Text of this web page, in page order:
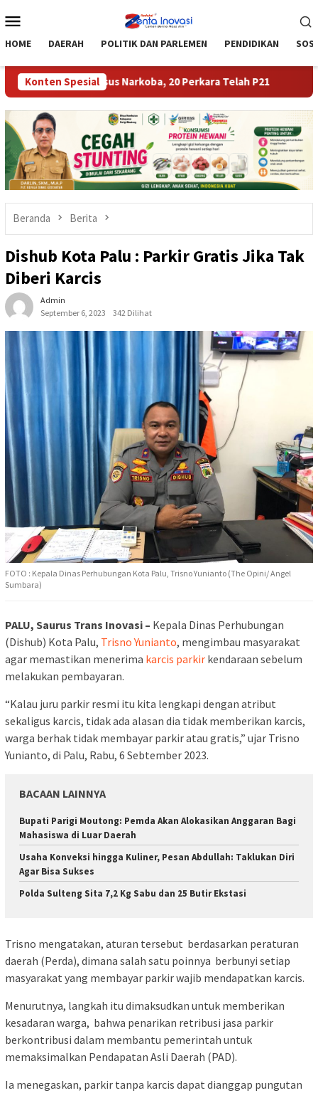
ke
Mobile
HOME DAERAH POLITIK DAN PARLEMEN PENDIDIKAN
Konten Spesial
30 Kasus Narkoba, 20 Perkara Telah P21 Tekan
Beranda Berita
Dishub Kota Palu : Parkir Gratis Jika Tak
Diberi Karcis
Admin
September 6, 2023
342 Dilihat
FOTO : Kepala Dinas Perhubungan Kota Palu, Trisno Yunianto (The Opini/ Angel
Sumbara)
PALU, Saurus Trans Inovasi – Kepala Dinas Perhubungan
(Dishub) Kota Palu, Trisno Yunianto, mengimbau masyarakat
agar memastikan menerima karcis parkir kendaraan sebelum
melakukan pembayaran.
“Kalau juru parkir resmi itu kita lengkapi dengan atribut
sekaligus karcis, tidak ada alasan dia tidak memberikan karcis,
warga berhak tidak membayar parkir atau gratis,” ujar Trisno
Yunianto, di Palu, Rabu, 6 Sebtember 2023.
BACAAN LAINNYA
Bupati Parigi Moutong: Pemda Akan Alokasikan Anggaran Bagi
Mahasiswa di Luar Daerah
Usaha Konveksi hingga Kuliner, Pesan Abdullah: Taklukan Diri
Agar Bisa Sukses
Polda Sulteng Sita 7,2 Kg Sabu dan 25 Butir Ekstasi
Trisno mengatakan, aturan tersebut berdasarkan peraturan
daerah (Perda), dimana salah satu poinnya berbunyi setiap
masyarakat yang membayar parkir wajib mendapatkan karcis.
Menurutnya, langkah itu dimaksudkan untuk memberikan
kesadaran warga, bahwa penarikan retribusi jasa parkir
berkontribusi dalam membantu pemerintah untuk
memaksimalkan Pendapatan Asli Daerah (PAD).
Ia menegaskan, parkir tanpa karcis dapat dianggap pungutan